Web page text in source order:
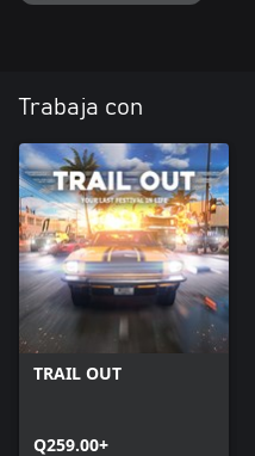
Trabaja con
TRAIL OUT
Q259.00+